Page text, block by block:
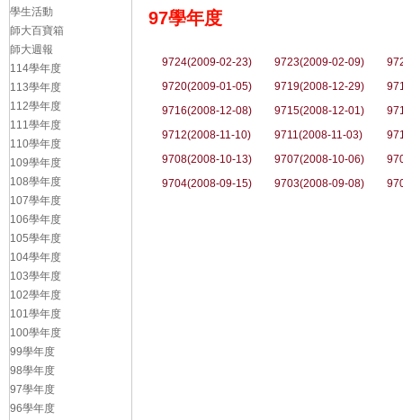
97學年度
9724(2009-02-23) 9723(2009-02-09)
9720(2009-01-05)
9719(2008-12-29)
9716(2008-12-08)
9715(2008-12-01)
9712(2008-11-10)
9711(2008-11-03)
9708(2008-10-13)
9707(2008-10-06)
9704(2008-09-15)
9703(2008-09-08)
學生活動
師大百寶箱
師大週報
114學年度
113學年度
112學年度
111學年度
110學年度
109學年度
108學年度
107學年度
106學年度
105學年度
104學年度
103學年度
102學年度
101學年度
100學年度
99學年度
98學年度
97學年度
96學年度